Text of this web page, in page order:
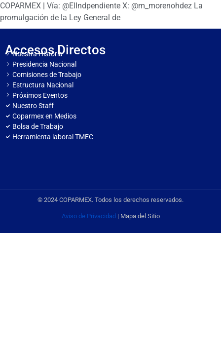
COPARMEX | Vía: @ElIndpendiente X: @m_morenohdez La
promulgación de la Ley General de
Accesos Directos
Nuestra Historia
Presidencia Nacional
Comisiones de Trabajo
Estructura Nacional
Próximos Eventos
Nuestro Staff
Coparmex en Medios
Bolsa de Trabajo
Herramienta laboral TMEC
© 2024 COPARMEX. Todos los derechos reservados.
Aviso de Privacidad | Mapa del Sitio